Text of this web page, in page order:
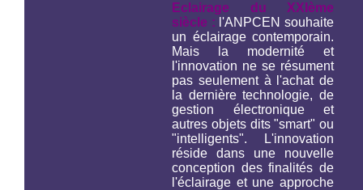
Eclairage du XXIème
siècle : l'ANPCEN souhaite
un éclairage contemporain.
Mais la modernité et
l'innovation ne se résument
pas seulement à l'achat de
la dernière technologie, de
gestion électronique et
autres objets dits "smart" ou
"intelligents". L'innovation
réside dans une nouvelle
conception des finalités de
l'éclairage et une approche